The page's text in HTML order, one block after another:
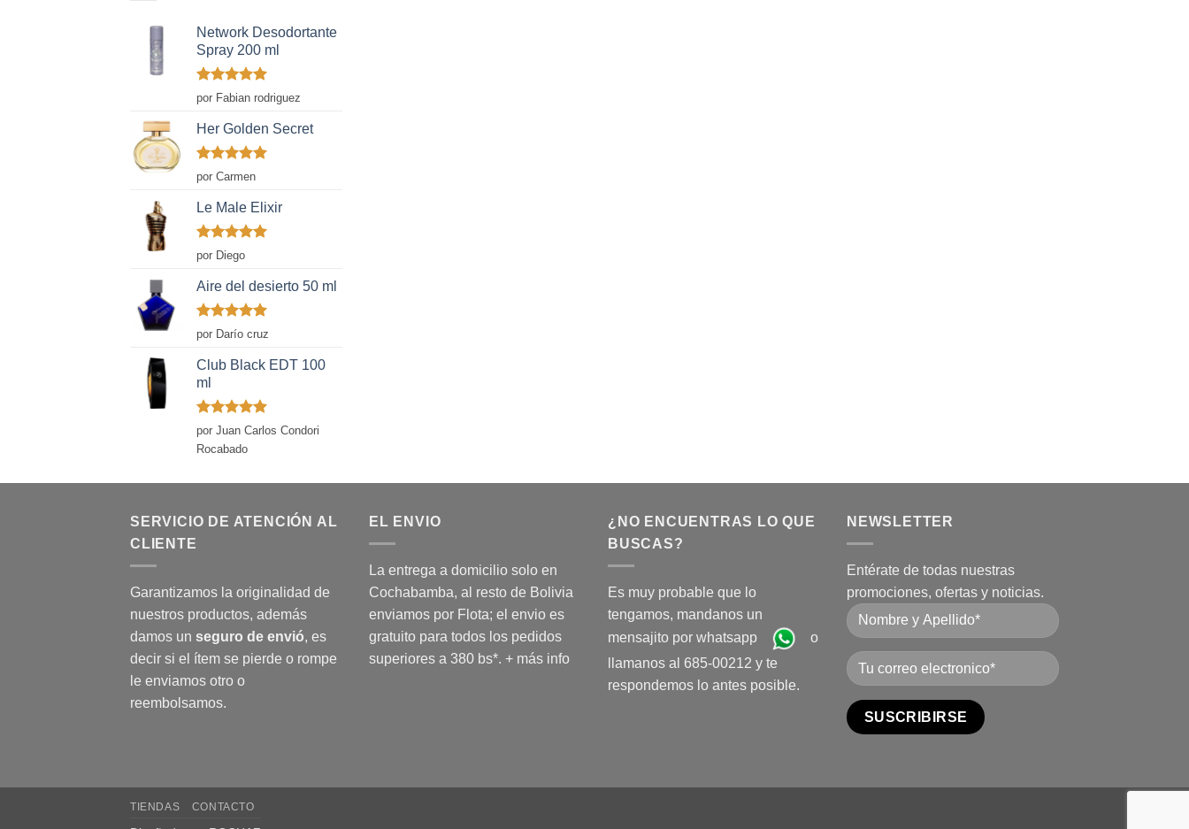
Network Desodortante
Spray 200 ml
Valorado
con
por Fabian rodriguez
Her Golden Secret
Valorado
con
por Carmen
Le Male Elixir
Valorado
con
de 5
por Diego
Aire del desierto 50 ml
Valorado
con
por Darío cruz
Club Black EDT 100
ml
Valorado
con 5 de 5
por Juan Carlos Condori
Rocabado
SERVICIO DE ATENCIÓN AL
CLIENTE
Garantizamos la originalidad de
nuestros productos, además
damos un seguro de envió, es
decir si el ítem se pierde o rompe
le enviamos otro o
reembolsamos.
EL ENVIO
La entrega a domicilio solo en
Cochabamba, al resto de Bolivia
enviamos por Flota; el envio es
gratuito para todos los pedidos
superiores a 380 bs*. + más info
¿NO ENCUENTRAS LO QUE
BUSCAS?
Es muy probable que lo
tengamos, mandanos un
mensajito por whatsapp
o
llamanos al 685-00212 y te
respondemos lo antes posible.
NEWSLETTER
Entérate de todas nuestras
promociones, ofertas y noticias.
TIENDAS CONTACTO